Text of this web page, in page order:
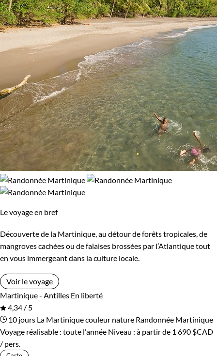
Le voyage en bref
Découverte de la Martinique, au détour de forêts tropicales, de
mangroves cachées ou de falaises brossées par l’Atlantique tout
en vous immergeant dans la culture locale.
Voir le voyage
Martinique - Antilles En liberté
4,34 / 5
10 jours La Martinique couleur nature Randonnée Martinique
Voyage réalisable : toute l'année Niveau : à partir de 1 690 $CAD
/ pers.